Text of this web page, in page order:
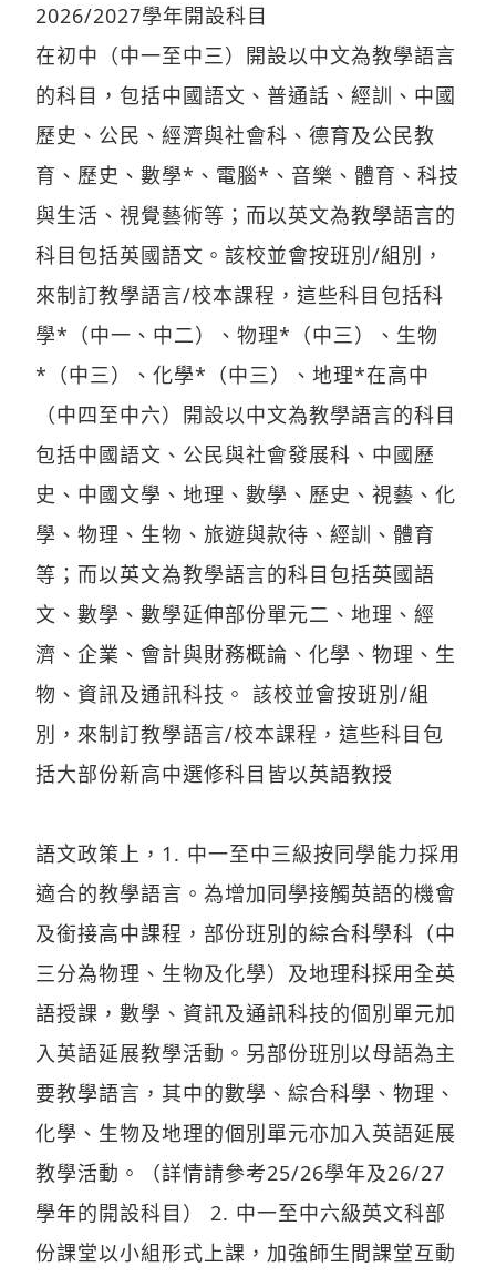
2026/2027學年開設科目
在初中（中一至中三）開設以中文為教學語言
的科目，包括中國語文、普通話、經訓、中國
歷史、公民、經濟與社會科、德育及公民教
育、歷史、數學*、電腦*、音樂、體育、科技
與生活、視覺藝術等；而以英文為教學語言的
科目包括英國語文。該校並會按班別/組別，
來制訂教學語言/校本課程，這些科目包括科
學*（中一、中二）、物理*（中三）、生物
*（中三）、化學*（中三）、地理*在高中
（中四至中六）開設以中文為教學語言的科目
包括中國語文、公民與社會發展科、中國歷
史、中國文學、地理、數學、歷史、視藝、化
學、物理、生物、旅遊與款待、經訓、體育
等；而以英文為教學語言的科目包括英國語
文、數學、數學延伸部份單元二、地理、經
濟、企業、會計與財務概論、化學、物理、生
物、資訊及通訊科技。 該校並會按班別/組
別，來制訂教學語言/校本課程，這些科目包
括大部份新高中選修科目皆以英語教授
語文政策上，1. 中一至中三級按同學能力採用
適合的教學語言。為增加同學接觸英語的機會
及銜接高中課程，部份班別的綜合科學科（中
三分為物理、生物及化學）及地理科採用全英
語授課，數學、資訊及通訊科技的個別單元加
入英語延展教學活動。另部份班別以母語為主
要教學語言，其中的數學、綜合科學、物理、
化學、生物及地理的個別單元亦加入英語延展
教學活動。（詳情請參考25/26學年及26/27
學年的開設科目） 2. 中一至中六級英文科部
份課堂以小組形式上課，加強師生間課堂互動